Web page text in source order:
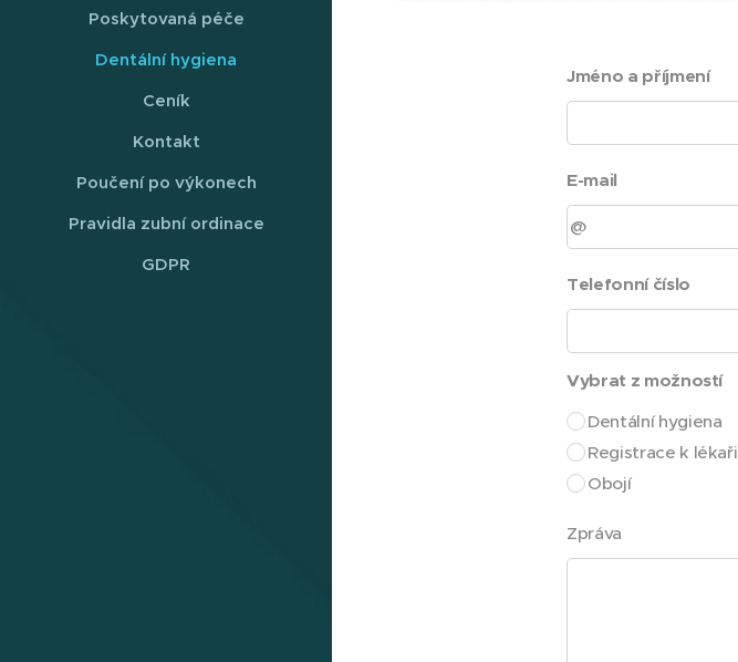
Poskytovaná péče
Dentální hygiena
Ceník
Kontakt
Poučení po výkonech
Pravidla zubní ordinace
GDPR
Jméno a příjmení
E-mail
Telefonní číslo
Vybrat z možností
Dentální hygiena
Registrace k lékaři
Obojí
Zpráva